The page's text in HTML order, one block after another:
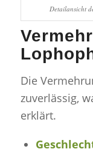
Detailansicht
Die
zuverlässig,
erklärt.